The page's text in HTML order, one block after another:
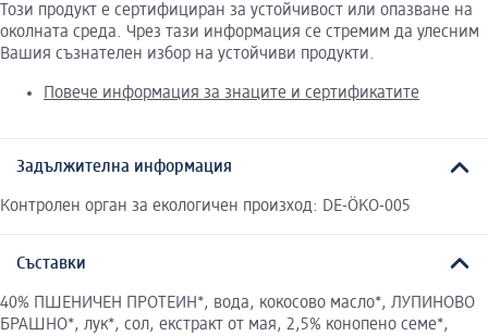
Този продукт е сертифициран за устойчивост или опазване на
околната среда. Чрез тази информация се стремим да улесним
Вашия съзнателен избор на устойчиви продукти.
Повече информация за знаците и сертификатите
Задължителна информация
Контролен орган за екологичен произход: DE-ÖKO-005
Съставки
40% ПШЕНИЧЕН ПРОТЕИН*, вода, кокосово масло*, ЛУПИНОВО
БРАШНО*, лук*, сол, екстракт от мая, 2,5% конопено семе*,